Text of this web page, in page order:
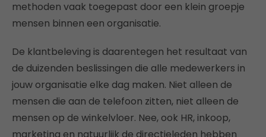
methoden vaak toegepast door een klein groepje
mensen binnen een organisatie.
De klantbeleving is daarentegen het resultaat van
de duizenden beslissingen die alle medewerkers in
jouw organisatie elke dag maken. Niet alleen de
mensen die aan de telefoon zitten, niet alleen de
mensen op de winkelvloer. Nee, ook HR, inkoop,